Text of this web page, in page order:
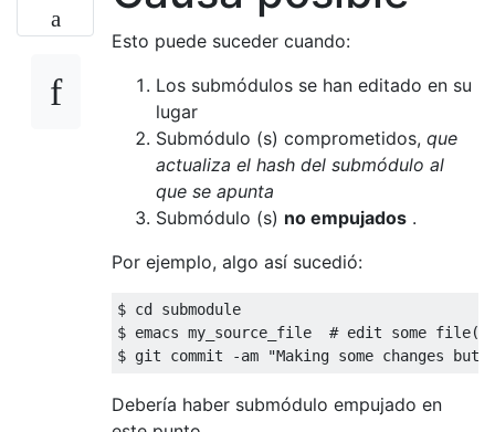
Esto puede suceder cuando:
Los submódulos se han editado en su
lugar
Submódulo (s) comprometidos, que
actualiza el hash del submódulo al
que se apunta
Submódulo (s) no empujados .
Por ejemplo, algo así sucedió:
$ cd submodule
$ emacs my_source_file  # edit some
Debería haber submódulo empujado en